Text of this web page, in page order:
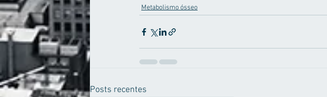
Metabolismo ósseo
Posts recentes